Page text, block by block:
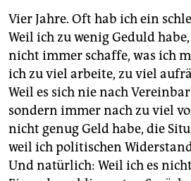
Vier Jahre. Oft hab ich ein
Weil ich zu wenig Geduld
nicht immer schaffe, was ich
ich zu viel arbeite, zu viel
Weil es sich nie nach
sondern immer nach zu viel
nicht genug Geld habe, die
weil ich politischen
Und natürlich: Weil ich es